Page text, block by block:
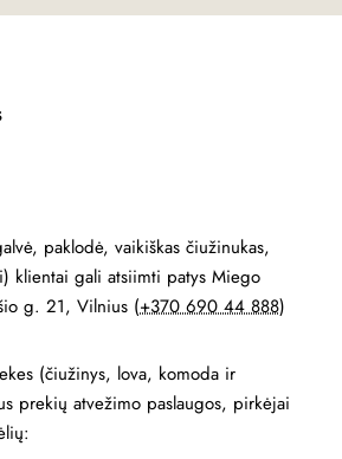
paklodė, vaikiškas čiužinukas,
klientai gali atsiimti patys Miego
g. 21, Vilnius (+370 690 44 888)
(čiužinys, lova, komoda ir
prekių atvežimo paslaugos, pirkėjai